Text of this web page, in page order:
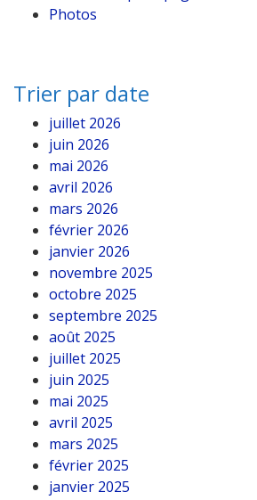
Photos
Trier par date
juillet 2026
juin 2026
mai 2026
avril 2026
mars 2026
février 2026
janvier 2026
novembre 2025
octobre 2025
septembre 2025
août 2025
juillet 2025
juin 2025
mai 2025
avril 2025
mars 2025
février 2025
janvier 2025